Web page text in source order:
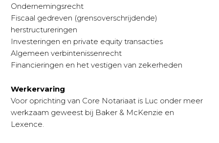
Ondernemingsrecht
Fiscaal gedreven (grensoverschrijdende)
herstructureringen
Investeringen en private equity transacties
Algemeen verbintenissenrecht
Financieringen en het vestigen van zekerheden
Werkervaring
Voor oprichting van Core Notariaat is Luc onder meer
werkzaam geweest bij Baker & McKenzie en
Lexence.